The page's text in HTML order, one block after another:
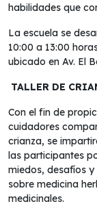
habilidades que
La escuela se
10:00 a 13:00
ubicado en Av. El
TALLER DE
Con el fin de
cuidadores
crianza, se
las participantes
miedos, desafíos
sobre medicina
medicinales.